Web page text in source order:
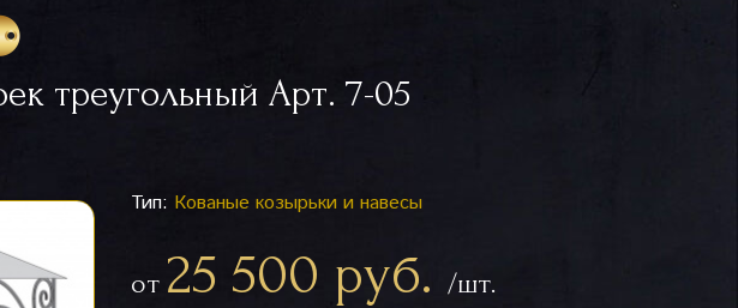
треугольный Арт. 7-05
Тип: Кованые козырьки и навесы
от 25 500 руб. /шт.